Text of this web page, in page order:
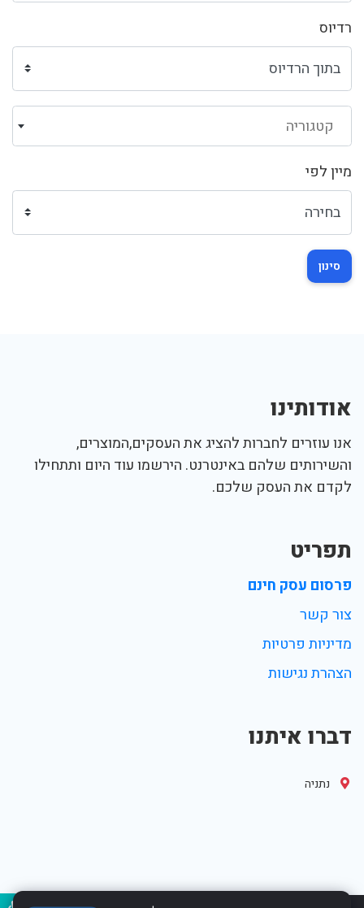
רדיוס
קטגוריה
מיין לפי
סינון
אודותינו
אנו עוזרים לחברות להציג את העסקים,המוצרים,
והשירותים שלהם באינטרנט. הירשמו עוד היום ותתחילו
לקדם את העסק שלכם.
תפריט
פרסום עסק חינם
צור קשר
מדיניות פרטיות
הצהרת נגישות
דברו איתנו
נתניה